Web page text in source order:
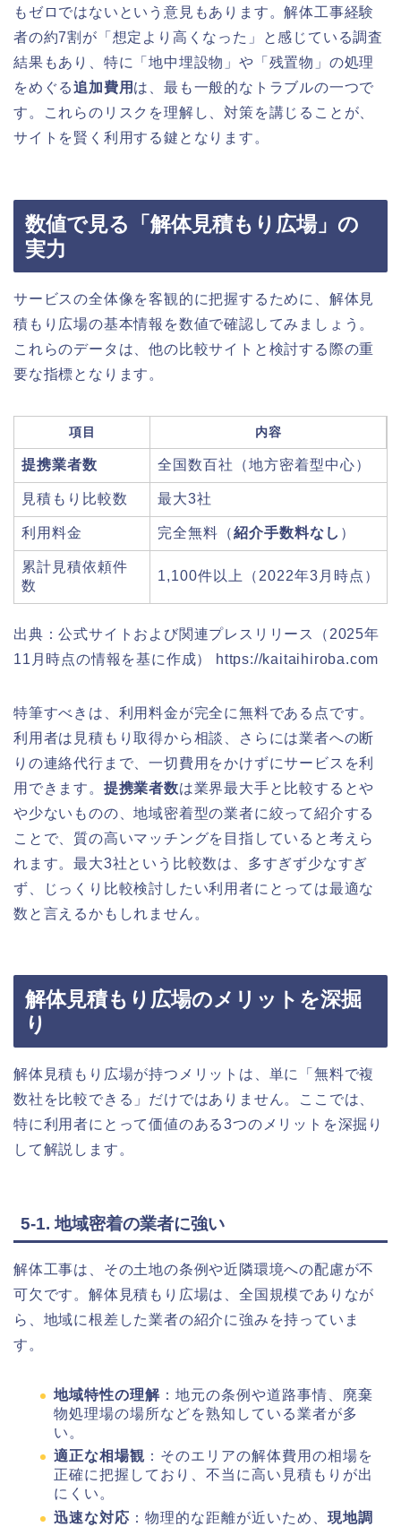
もゼロではないという意見もあります。解体工事経験
者の約7割が「想定より高くなった」と感じている調査
結果もあり、特に「地中埋設物」や「残置物」の処理
をめぐる追加費用 は、最も一般的なトラブルの一つで
す。これらのリスクを理解し、対策を講じることが、
サイトを賢く利用する鍵となります。
数値で見る「解体見積もり広場」の
実力
サービスの全体像を客観的に把握するために、解体見
積もり広場の基本情報を数値で確認してみましょう。
これらのデータは、他の比較サイトと検討する際の重
要な指標となります。
項目 内容
提携業者数 全国数百社（地方密着型中心）
見積もり比較数 最大3社
利用料金 完全無料（紹介手数料なし ）
累計見積依頼件
数
1,100件以上（2022年3月時点）
出典：公式サイトおよび関連プレスリリース（2025年
11月時点の情報を基に作成） https://kaitaihiroba.com
特筆すべきは、利用料金が完全に無料である点です。
利用者は見積もり取得から相談、さらには業者への断
りの連絡代行まで、一切費用をかけずにサービスを利
用できます。 提携業者数は業界最大手と比較するとや
や少ないものの、地域密着型の業者に絞って紹介する
ことで、質の高いマッチングを目指していると考えら
れます。最大3社という比較数は、多すぎず少なすぎ
ず、じっくり比較検討したい利用者にとっては最適な
数と言えるかもしれません。
解体見積もり広場のメリットを深掘
り
解体見積もり広場が持つメリットは、単に「無料で複
数社を比較できる」だけではありません。ここでは、
特に利用者にとって価値のある3つのメリットを深掘り
して解説します。
5-1. 地域密着の業者に強い
解体工事は、その土地の条例や近隣環境への配慮が不
可欠です。解体見積もり広場は、全国規模でありなが
ら、地域に根差した業者の紹介に強みを持っていま
す。
地域特性の理解 ：地元の条例や道路事情、廃棄
物処理場の場所などを熟知している業者が多
い。
適正な相場観 ：そのエリアの解体費用の相場を
正確に把握しており、不当に高い見積もりが出
にくい。
迅速な対応 ：物理的な距離が近いため、 現地調